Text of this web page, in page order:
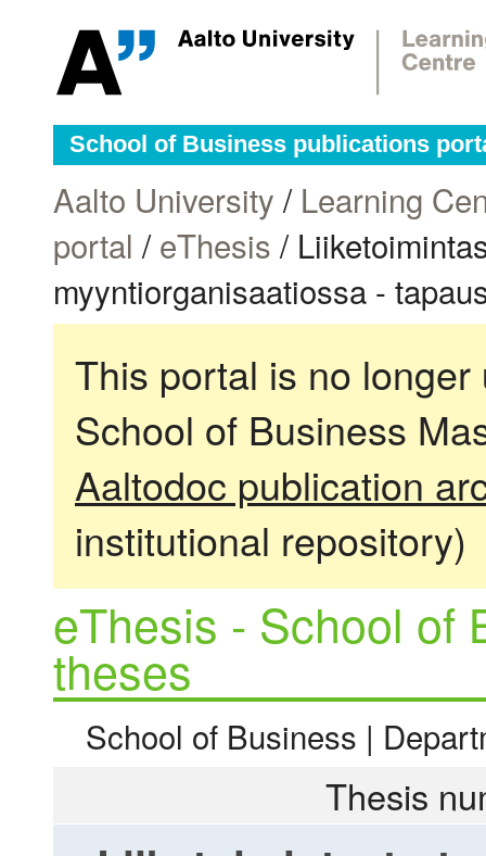
School of Business publications
Aalto University / Learning
portal /eThesis /
myyntiorganisaatiossa -
This portal is no
School of Business
Aaltodoc publication
institutional repository)
eThesis - School of
theses
School of Business |
Thesis